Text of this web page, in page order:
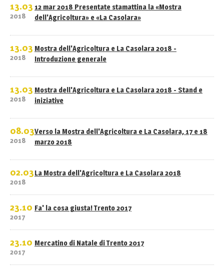
13.03
2018
12 mar 2018 Presentate stamattina la «Mostra
dell'Agricoltura» e «La Casolara»
13.03
2018
Mostra dell'Agricoltura e La Casolara 2018 -
Introduzione generale
13.03
2018
Mostra dell'Agricoltura e La Casolara 2018 - Stand e
iniziative
08.03
2018
Verso la Mostra dell'Agricoltura e La Casolara, 17 e 18
marzo 2018
02.03
2018
La Mostra dell'Agricoltura e La Casolara 2018
23.10
2017
Fa' la cosa giusta! Trento 2017
23.10
2017
Mercatino di Natale di Trento 2017